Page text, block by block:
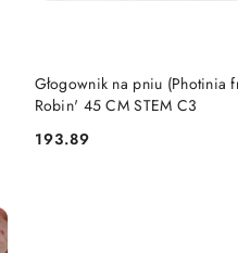
Głogownik na pniu (Photinia
Robin' 45 CM STEM C3
Cena:
193.89
PRODUKT